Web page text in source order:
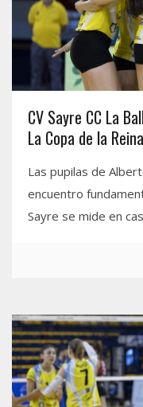
CV Sayre CC La
La Copa de la
Las pupilas de
encuentro
Sayre se mide en